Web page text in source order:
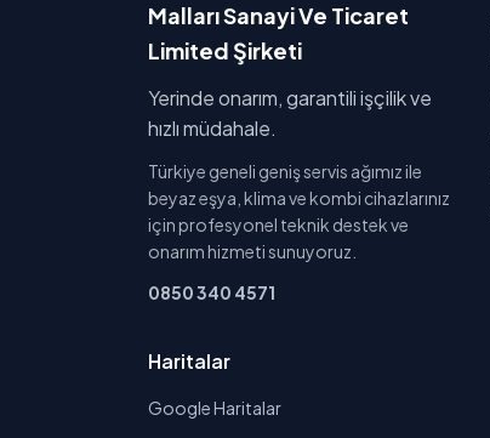
Malları Sanayi Ve Ticaret
Limited Şirketi
Yerinde onarım, garantili işçilik ve
hızlı müdahale.
Türkiye geneli geniş servis ağımız ile
beyaz eşya, klima ve kombi cihazlarınız
için profesyonel teknik destek ve
onarım hizmeti sunuyoruz.
0850 340 4571
Haritalar
Google Haritalar